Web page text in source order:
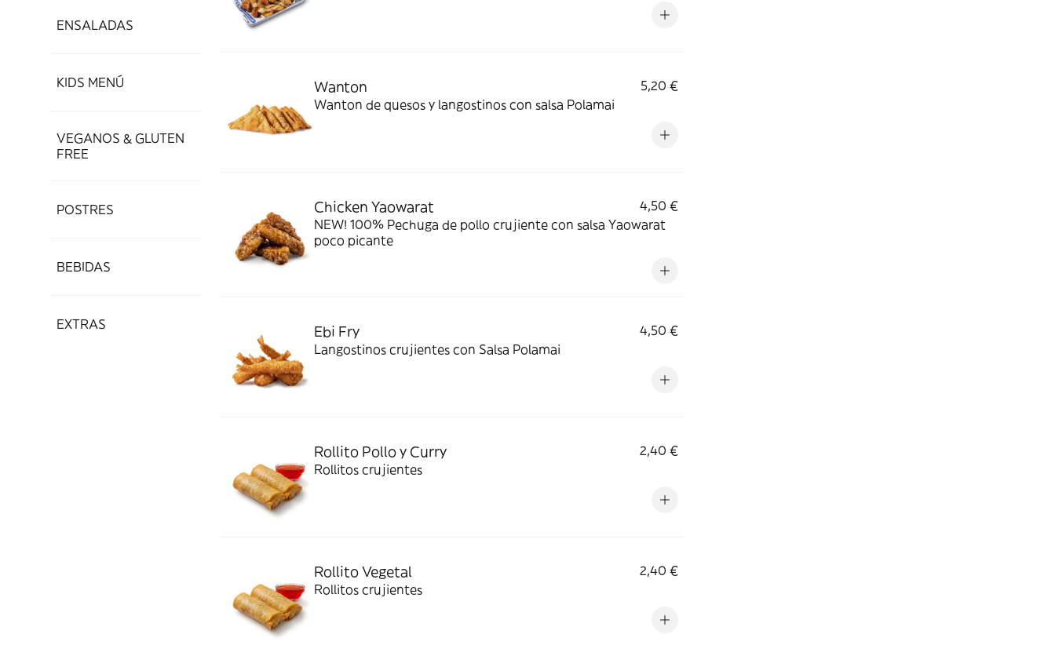
ENSALADAS
KIDS MENÚ
VEGANOS & GLUTEN
FREE
POSTRES
BEBIDAS
EXTRAS
Wanton
5,20 €
Wanton de quesos y langostinos con salsa Polamai
Chicken Yaowarat
4,50 €
NEW! 100% Pechuga de pollo crujiente con salsa Yaowarat
poco picante
Ebi Fry
4,50 €
Langostinos crujientes con Salsa Polamai
Rollito Pollo y Curry
2,40 €
Rollitos crujientes
Rollito Vegetal
2,40 €
Rollitos crujientes